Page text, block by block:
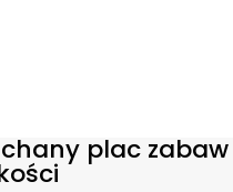
plac